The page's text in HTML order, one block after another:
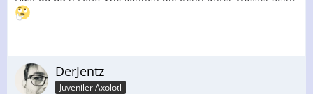
DerJentz
Juveniler Axolotl